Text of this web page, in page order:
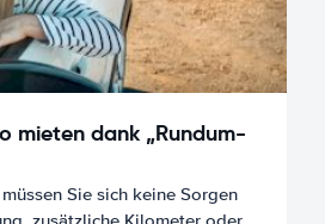
mieten dank „Rundum-
Sie sich keine Sorgen